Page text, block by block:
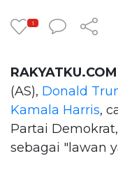
1
(AS), Donald
Kamala Harris,
Partai
sebagai "lawan